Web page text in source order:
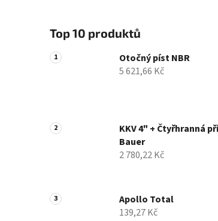
e
l
Top 10 produktů
Otočný píst NBR
5 621,66 Kč
KKV 4" + Čtyřhranná
Bauer
2 780,22 Kč
Apollo Total
139,27 Kč